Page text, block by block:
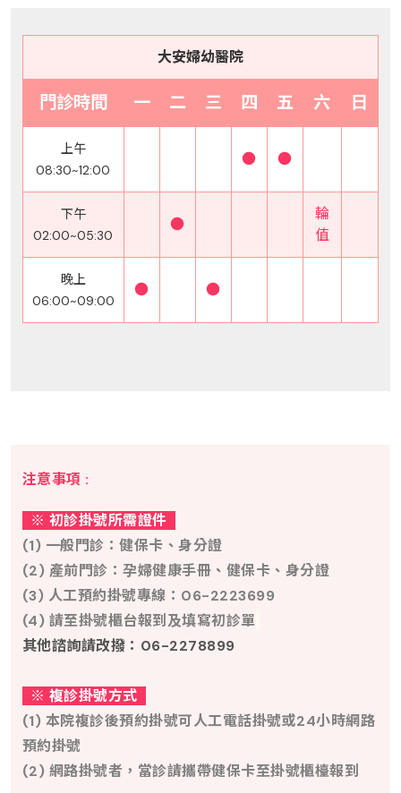
大安婦幼醫院
門診時間 一 二 三 四 五 六 日
上午
08:30~12:00
● ●
下午
02:00~05:30
●
輪
值
晚上
06:00~09:00
● ●
注意事項 :
※ 初診掛號所需證件
(1) 一般門診：健保卡、身分證
(2) 產前門診：孕婦健康手冊、健保卡、身分證
(3) 人工預約掛號專線：06-2223699
(4) 請至掛號櫃台報到及填寫初診單
其他諮詢請改撥：06-2278899
※ 複診掛號方式
(1) 本院複診後預約掛號可人工電話掛號或24小時網路
預約掛號
(2) 網路掛號者，當診請攜帶健保卡至掛號櫃檯報到